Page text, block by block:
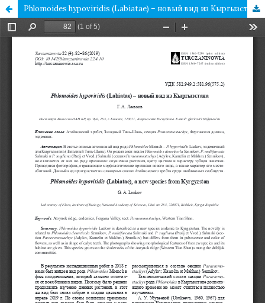
Phlomoides hypoviridis (Labiatae) – новый вид из Кыргызстана